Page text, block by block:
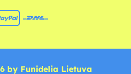
by Funidelia Lietuva